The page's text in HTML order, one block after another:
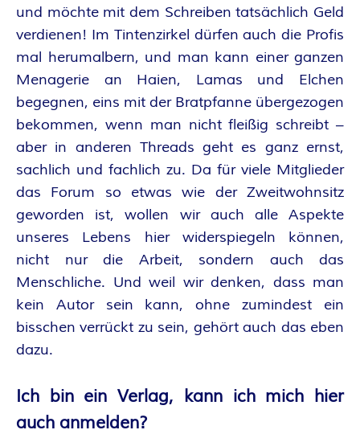
und möchte mit dem Schreiben tatsächlich Geld
verdienen! Im Tintenzirkel dürfen auch die Profis
mal herumalbern, und man kann einer ganzen
Menagerie an Haien, Lamas und Elchen
begegnen, eins mit der Bratpfanne übergezogen
bekommen, wenn man nicht fleißig schreibt –
aber in anderen Threads geht es ganz ernst,
sachlich und fachlich zu. Da für viele Mitglieder
das Forum so etwas wie der Zweitwohnsitz
geworden ist, wollen wir auch alle Aspekte
unseres Lebens hier widerspiegeln können,
nicht nur die Arbeit, sondern auch das
Menschliche. Und weil wir denken, dass man
kein Autor sein kann, ohne zumindest ein
bisschen verrückt zu sein, gehört auch das eben
dazu.
Ich bin ein Verlag, kann ich mich hier
auch anmelden?